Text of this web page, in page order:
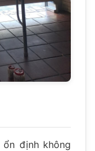
định không